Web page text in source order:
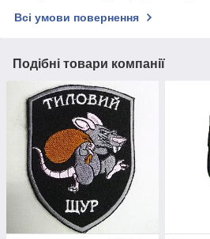
Всі умови повернення
Подібні товари компанії